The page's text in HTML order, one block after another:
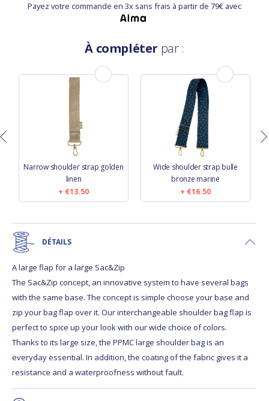
Payez votre commande en 3x sans frais à partir de 79€ avec
À compléter par :
Narrow shoulder strap golden
linen
€13.50
Wide shoulder strap bulle
bronze marine
€16.50
DÉTAILS
A large flap for a large Sac&Zip
The Sac&Zip concept, an innovative system to have several bags
with the same base. The concept is simple choose your base and
zip your bag flap over it. Our interchangeable shoulder bag flap is
perfect to spice up your look with our wide choice of colors.
Thanks to its large size, the PPMC large shoulder bag is an
everyday essential. In addition, the coating of the fabric gives it a
resistance and a waterproofness without fault.